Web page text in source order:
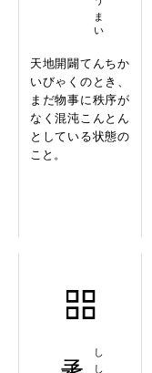
天地開闢てんちか
いびゃくのとき、
まだ物事に秩序が
なく混沌こんとん
としている状態の
こと。